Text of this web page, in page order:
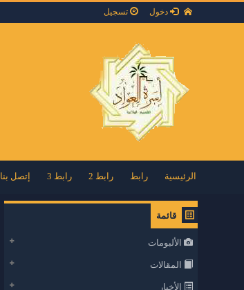
دخول تسجيل
الرئيسية رابط رابط 2 رابط 3 إتصل بنا
قائمة
الألبومات
المقالات
الأخبار